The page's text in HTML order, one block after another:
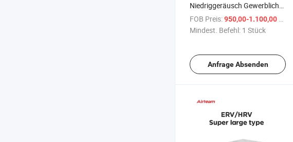
Niedriggeräusch Gewerblicher
Mehrzweck Deckenventilator
mit Wärmerückgewinnung
FOB Preis:950,00-1.100,00 $
Mindest. Befehl: 1 Stück
Anfrage Absenden